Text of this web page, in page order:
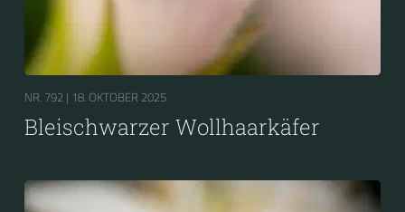
NR. 792 | 18. OKTOBER 2025
Bleischwarzer Wollhaarkäfer